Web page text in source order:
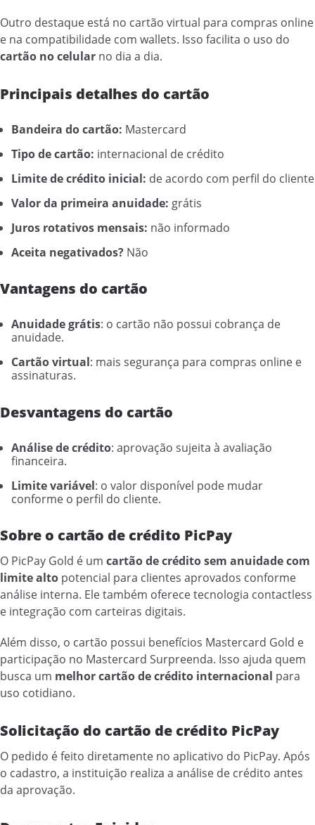
Outro destaque está no cartão virtual para compras online
e na compatibilidade com wallets. Isso facilita o uso do
cartão no celular no dia a dia.
Principais detalhes do cartão
Bandeira do cartão: Mastercard
Tipo de cartão: internacional de crédito
Limite de crédito inicial: de acordo com perfil do cliente
Valor da primeira anuidade: grátis
Juros rotativos mensais: não informado
Aceita negativados? Não
Vantagens do cartão
Anuidade grátis: o cartão não possui cobrança de
anuidade.
Cartão virtual: mais segurança para compras online e
assinaturas.
Desvantagens do cartão
Análise de crédito: aprovação sujeita à avaliação
financeira.
Limite variável: o valor disponível pode mudar
conforme o perfil do cliente.
Sobre o cartão de crédito PicPay
O PicPay Gold é um cartão de crédito sem anuidade com
limite alto potencial para clientes aprovados conforme
análise interna. Ele também oferece tecnologia contactless
e integração com carteiras digitais.
Além disso, o cartão possui benefícios Mastercard Gold e
participação no Mastercard Surpreenda. Isso ajuda quem
busca um melhor cartão de crédito internacional para
uso cotidiano.
Solicitação do cartão de crédito PicPay
O pedido é feito diretamente no aplicativo do PicPay. Após
o cadastro, a instituição realiza a análise de crédito antes
da aprovação.